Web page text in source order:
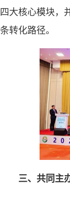
四大核心模块，
条转化路径。
三、共同主